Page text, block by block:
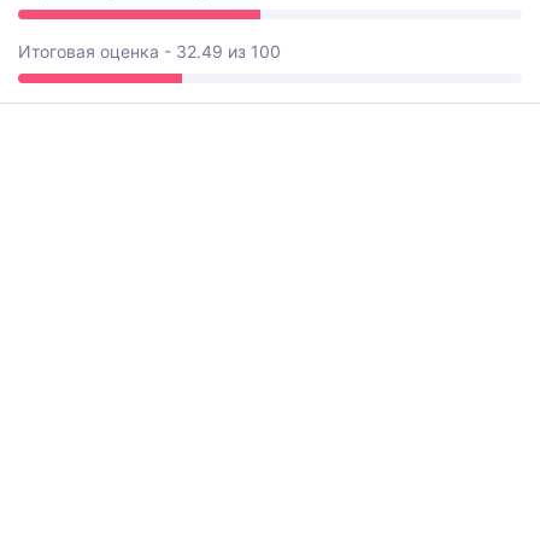
Итоговая оценка - 32.49 из 100